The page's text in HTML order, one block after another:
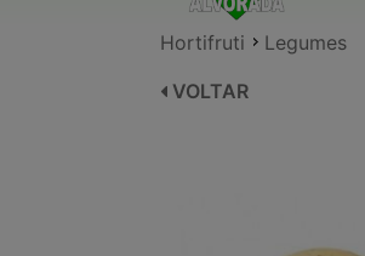
Hortifruti
Legumes
VOLTAR